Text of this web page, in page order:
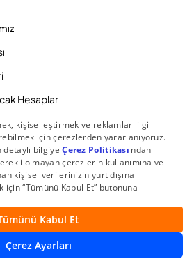
Hesaplar
Menkul Değerler AŞ. Tüm Hakları